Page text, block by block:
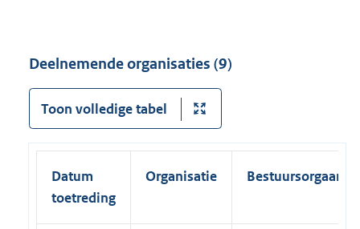
Deelnemende organisaties (9)
Toon volledige tabel
Datum
toetreding
Organisatie Bestuursorgaan